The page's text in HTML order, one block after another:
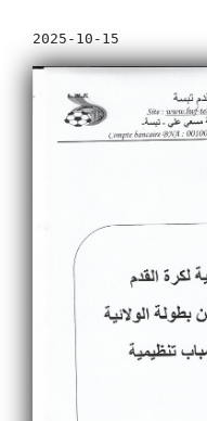
2025-10-15